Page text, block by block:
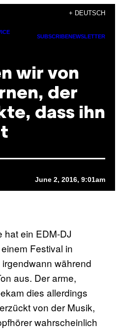
+ DEUTSCH
SUBSCRIBENEWSLETTER
wir von
der
dass ihn
June 2, 2016, 9:01am
hat ein EDM-DJ
Festival in
während
aus. Der arme,
dies allerdings
von der Musik,
wahrscheinlich